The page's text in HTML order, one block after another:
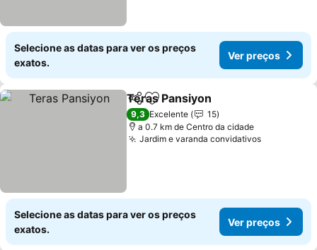
Selecione as datas para ver os preços
exatos.
Ver preços
PartilharAdicionar aos favoritos
Teras Pansiyon
9,3 Excelente
15
a 0.7 km de Centro da cidade
Jardim e varanda convidativos
Selecione as datas para ver os preços
exatos.
Ver preços